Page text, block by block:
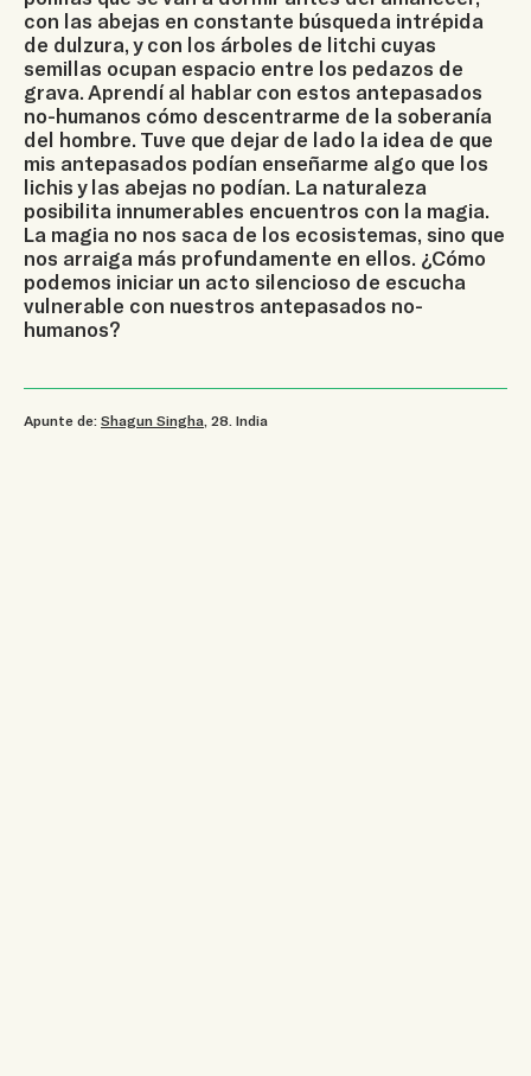
con las abejas en constante búsqueda intrépida
de dulzura, y con los árboles de litchi cuyas
semillas ocupan espacio entre los pedazos de
grava. Aprendí al hablar con estos antepasados ​​
no-humanos cómo descentrarme de la soberanía
del hombre. Tuve que dejar de lado la idea de que
mis antepasados ​​podían enseñarme algo que los
lichis y las abejas no podían. La naturaleza
posibilita innumerables encuentros con la magia.
La magia no nos saca de los ecosistemas, sino que
nos arraiga más profundamente en ellos. ¿Cómo
podemos iniciar un acto silencioso de escucha
vulnerable con nuestros antepasados ​​no-
humanos?
Apunte de: Shagun Singha , 28 India